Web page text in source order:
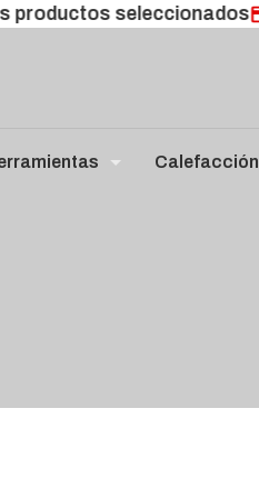
seleccionados
Calefacción